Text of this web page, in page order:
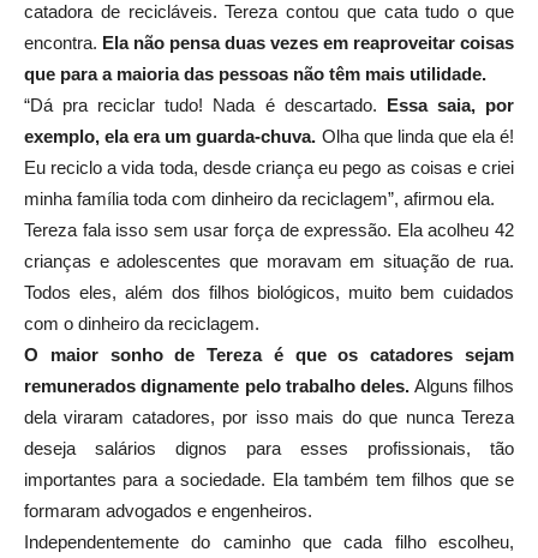
catadora de recicláveis. Tereza contou que cata tudo o que
encontra. Ela não pensa duas vezes em reaproveitar coisas
que para a maioria das pessoas não têm mais utilidade.
“Dá pra reciclar tudo! Nada é descartado. Essa saia, por
exemplo, ela era um guarda-chuva. Olha que linda que ela é!
Eu reciclo a vida toda, desde criança eu pego as coisas e criei
minha família toda com dinheiro da reciclagem”, afirmou ela.
Tereza fala isso sem usar força de expressão. Ela acolheu 42
crianças e adolescentes que moravam em situação de rua.
Todos eles, além dos filhos biológicos, muito bem cuidados
com o dinheiro da reciclagem.
O maior sonho de Tereza é que os catadores sejam
remunerados dignamente pelo trabalho deles. Alguns filhos
dela viraram catadores, por isso mais do que nunca Tereza
deseja salários dignos para esses profissionais, tão
importantes para a sociedade. Ela também tem filhos que se
formaram advogados e engenheiros.
Independentemente do caminho que cada filho escolheu,